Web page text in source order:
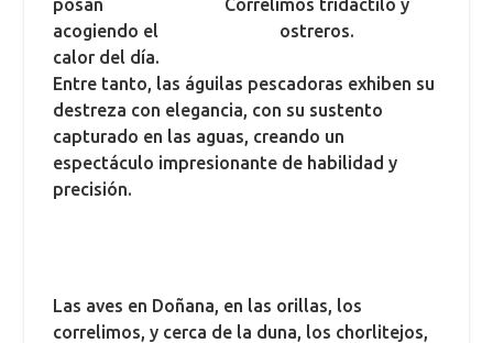
Correlimos tridáctilo y
ostreros.
posan
acogiendo el
calor del día.
Entre tanto, las águilas pescadoras exhiben su
destreza con elegancia, con su sustento
capturado en las aguas, creando un
espectáculo impresionante de habilidad y
precisión.
Las aves en Doñana, en las orillas, los
correlimos, y cerca de la duna, los chorlitejos,